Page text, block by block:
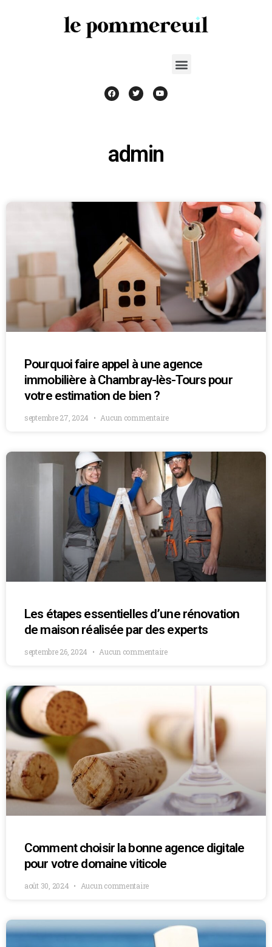
admin
Pourquoi faire appel à une agence
immobilière à Chambray-lès-Tours pour
votre estimation de bien ?
septembre 27, 2024 Aucun commentaire
Les étapes essentielles d’une rénovation
de maison réalisée par des experts
septembre 26, 2024 Aucun commentaire
Comment choisir la bonne agence digitale
pour votre domaine viticole
août 30, 2024 Aucun commentaire